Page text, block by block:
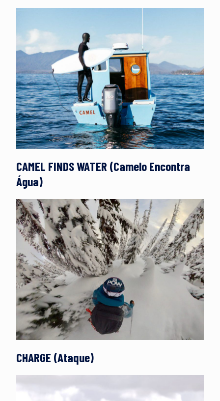
CAMEL FINDS WATER (Camelo Encontra
Água)
CHARGE (Ataque)